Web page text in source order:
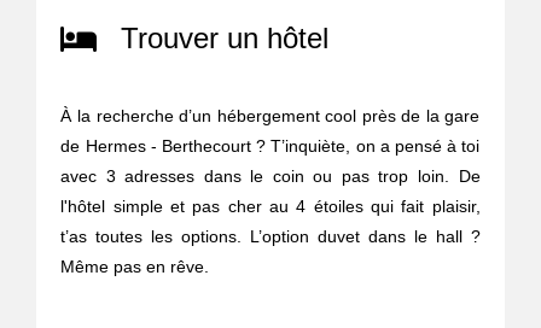
Trouver un hôtel
À la recherche d’un hébergement cool près de la gare
de Hermes - Berthecourt ? T’inquiète, on a pensé à toi
avec 3 adresses dans le coin ou pas trop loin. De
l'hôtel simple et pas cher au 4 étoiles qui fait plaisir,
t’as toutes les options. L’option duvet dans le hall ?
Même pas en rêve.